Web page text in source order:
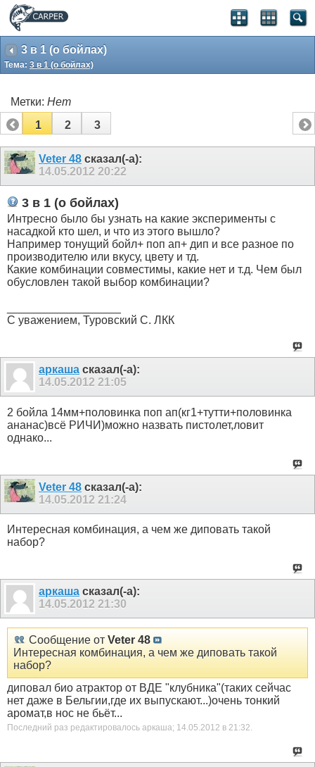
3 в 1 (о бойлах)
Тема: 3 в 1 (о бойлах)
Метки: Нет
1
2 3
Veter 48 сказал(-а):
14.05.2012 20:22
3 в 1 (о бойлах)
Интресно было бы узнать на какие эксперименты с
насадкой кто шел, и что из этого вышло?
Например тонущий бойл+ поп ап+ дип и все разное по
производителю или вкусу, цвету и тд.
Какие комбинации совместимы, какие нет и т.д. Чем был
обусловлен такой выбор комбинации?
С уважением, Туровский С. ЛКК
аркаша сказал(-а):
14.05.2012 21:05
2 бойла 14мм+половинка поп ап(кг1+тутти+половинка
ананас)всё РИЧИ)можно назвать пистолет,ловит
однако...
Veter 48 сказал(-а):
14.05.2012 21:24
Интересная комбинация, а чем же диповать такой
набор?
аркаша сказал(-а):
14.05.2012 21:30
Сообщение от Veter 48
Интересная комбинация, а чем же диповать такой
набор?
диповал био атрактор от ВДЕ "клубника"(таких сейчас
нет даже в Бельгии,где их выпускают...)очень тонкий
аромат,в нос не бьёт...
Последний раз редактировалось аркаша; 14.05.2012 в 21:32